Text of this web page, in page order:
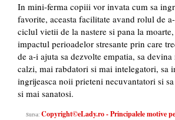
In mini-ferma copiii vor invata cum sa
favorite, aceasta facilitate avand rolul de
ciclul vietii de la nastere si pana la
impactul perioadelor stresante prin care
de a-i ajuta sa dezvolte empatia, sa
calzi, mai rabdatori si mai intelegatori, sa
ingrijeasca noii prieteni necuvantatori si
si mai sanatosi.
Sursa: Copyright©eLady.ro - Principalele motive